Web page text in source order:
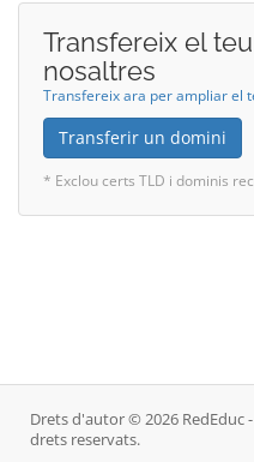
Transfereix el
nosaltres
Transfereix ara per ampliar el
Transferir un domini
* Exclou certs TLD i dominis
Drets d'autor © 2026 RedEduc
drets reservats.